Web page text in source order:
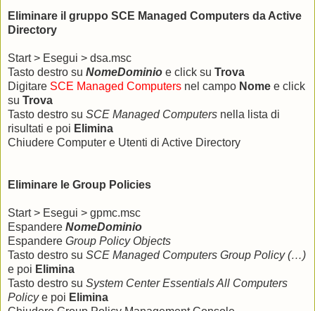
Eliminare il gruppo SCE Managed Computers da Active
Directory
Start > Esegui > dsa.msc
Tasto destro su NomeDominio e click su Trova
Digitare SCE Managed Computers nel campo Nome e click
su Trova
Tasto destro su SCE Managed Computers nella lista di
risultati e poi Elimina
Chiudere Computer e Utenti di Active Directory
Eliminare le Group Policies
Start > Esegui > gpmc.msc
Espandere NomeDominio
Espandere Group Policy Objects
Tasto destro su SCE Managed Computers Group Policy (…)
e poi Elimina
Tasto destro su System Center Essentials All Computers
Policye poi Elimina